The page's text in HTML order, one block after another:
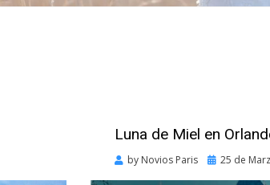
Luna de Miel en
by Novios Paris
Posted
25 de